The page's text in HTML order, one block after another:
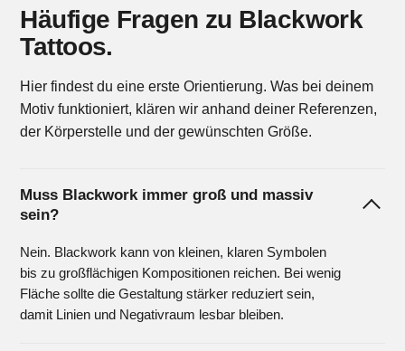
Häufige Fragen zu Blackwork
Tattoos.
Hier findest du eine erste Orientierung. Was bei deinem
Motiv funktioniert, klären wir anhand deiner Referenzen,
der Körperstelle und der gewünschten Größe.
Muss Blackwork immer groß und massiv
sein?
Nein. Blackwork kann von kleinen, klaren Symbolen
bis zu großflächigen Kompositionen reichen. Bei wenig
Fläche sollte die Gestaltung stärker reduziert sein,
damit Linien und Negativraum lesbar bleiben.